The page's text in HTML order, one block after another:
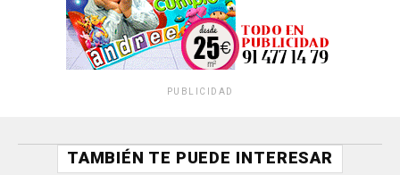
PUBLICIDAD
TAMBIÉN TE PUEDE INTERESAR